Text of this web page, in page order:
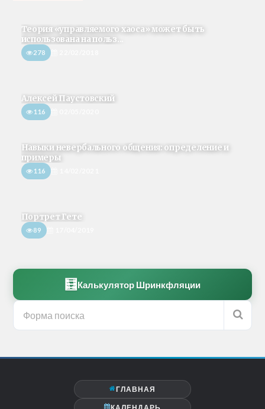
Теория «управляемого хаоса» может быть
использована на польз...
278
Алексей Паустовский
116
Навыки невербального общения: определение и
примеры
116
Портрет Гете
89
🧮 Калькулятор Шринкфляции
ГЛАВНАЯ
КАЛЕНДАРЬ